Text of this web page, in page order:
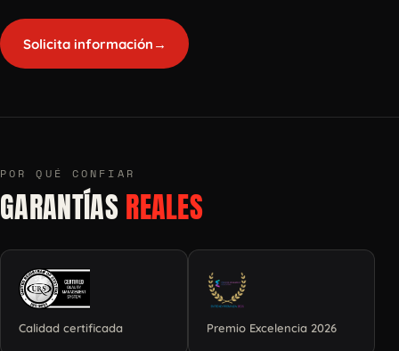
Solicita información →
POR QUÉ CONFIAR
GARANTÍASREALES
Calidad certificada Premio Excelencia 2026